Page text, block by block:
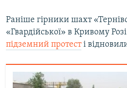
Раніше гірники шахт
«Гвардійської» в Кривому Розі
підземний протесті